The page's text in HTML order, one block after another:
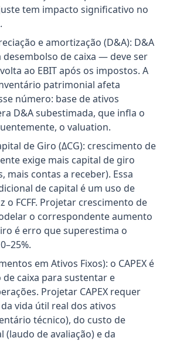
tem impacto significativo no
e amortização (D&A): D&A
desembolso de caixa — deve ser
ao EBIT após os impostos. A
patrimonial afeta
número: base de ativos
D&A subestimada, que infla o
o valuation.
de Giro (ΔCG): crescimento de
exige mais capital de giro
mais contas a receber). Essa
de capital é um uso de
o FCFF. Projetar crescimento de
o correspondente aumento
é erro que superestima o
em Ativos Fixos): o CAPEX é
caixa para sustentar e
Projetar CAPEX requer
vida útil real dos ativos
técnico), do custo de
(laudo de avaliação) e da